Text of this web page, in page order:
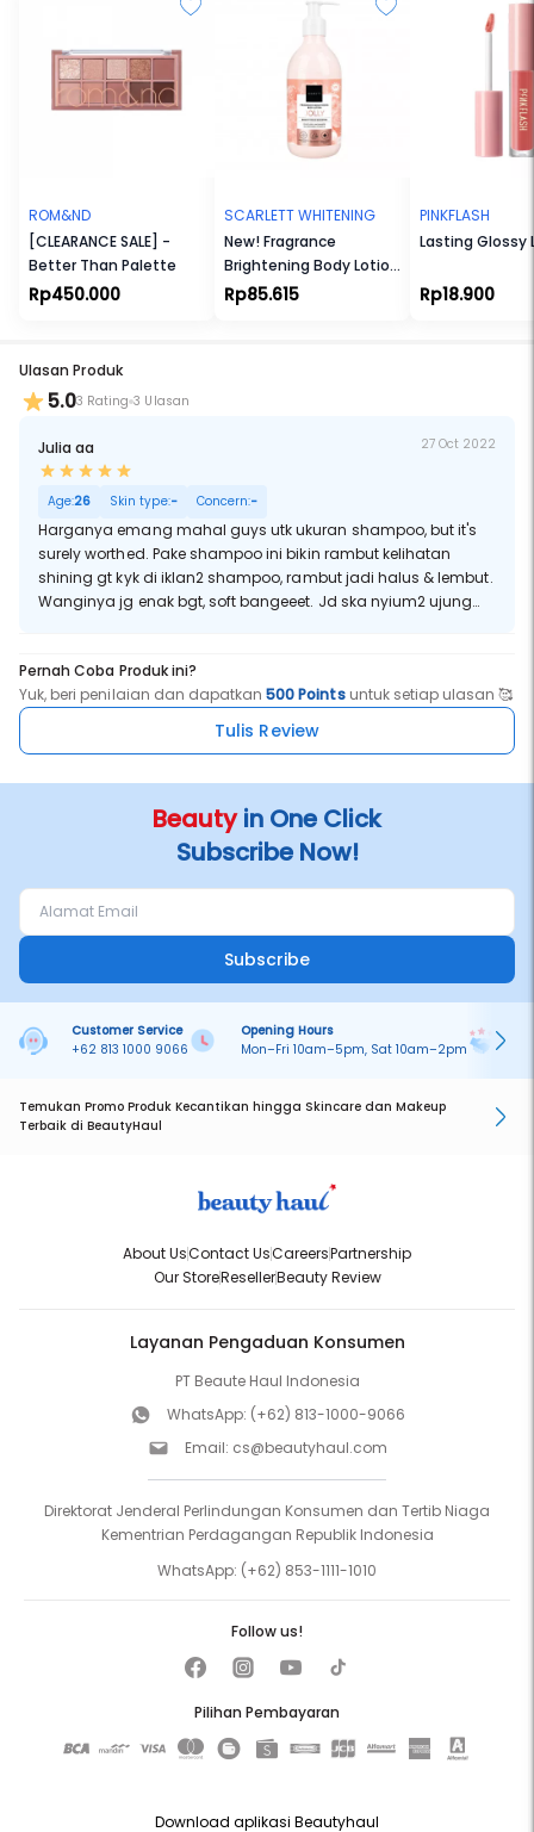
ROM&ND
[CLEARANCE SALE] -
Better Than Palette
Rp450.000
SCARLETT WHITENING
New! Fragrance
Brightening Body Lotion
Bright Mood Booster
Rp85.615
PINKFLASH
Lasting Glossy
Rp18.900
Ulasan Produk
5.03 Rating 3 Ulasan
Julia aa 27 Oct 2022
Age:26 Skin type:- Concern:-
Harganya emang mahal guys utk ukuran shampoo, but it's
surely worthed. Pake shampoo ini bikin rambut kelihatan
shining gt kyk di iklan2 shampoo, rambut jadi halus & lembut.
Wanginya jg enak bgt, soft bangeeet. Jd ska nyium2 ujung
Pernah Coba Produk ini?
Yuk, beri penilaian dan dapatkan500 Pointsuntuk setiap ulasan 🥰
Tulis Review
Beautyin One Click
Subscribe Now!
Subscribe
Customer Service
+62 813 1000 9066
Opening Hours
Mon–Fri 10am–5pm, Sat 10am–2pm
Temukan Promo Produk Kecantikan hingga Skincare dan Makeup
Terbaik di BeautyHaul
About UsContact UsCareersPartnership
Our StoreResellerBeauty Review
Layanan Pengaduan Konsumen
PT Beaute Haul Indonesia
WhatsApp: (+62) 813-1000-9066
Email: cs@beautyhaul.com
Direktorat Jenderal Perlindungan Konsumen dan Tertib Niaga
Kementrian Perdagangan Republik Indonesia
WhatsApp: (+62) 853-1111-1010
Pilihan Pembayaran
Follow us!
Download aplikasi Beautyhaul